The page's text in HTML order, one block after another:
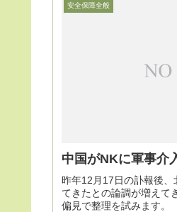
安全保障全般
中国がNKに軍事介
昨年12月17日の訃報後
てきたとの論調が増えて
偏見で整理を試みます。